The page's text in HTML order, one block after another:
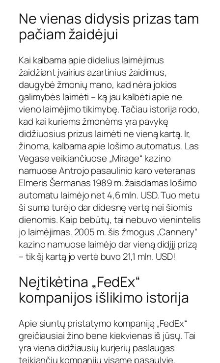
Ne vienas didysis prizas tam
pačiam žaidėjui
Kai kalbama apie didelius laimėjimus
žaidžiant įvairius azartinius žaidimus,
daugybė žmonių mano, kad nėra jokios
galimybės laimėti – ką jau kalbėti apie ne
vieno laimėjimo tikimybę. Tačiau istorija rodo,
kad kai kuriems žmonėms yra pavykę
didžiuosius prizus laimėti ne vieną kartą. Ir,
žinoma, kalbama apie lošimo automatus. Las
Vegase veikiančiuose „Mirage“ kazino
namuose Antrojo pasaulinio karo veteranas
Elmeris Šermanas 1989 m. žaisdamas lošimo
automatu laimėjo net 4,6 mln. USD. Tuo metu
ši suma turėjo dar didesnę vertę nei šiomis
dienomis. Kaip bebūtų, tai nebuvo vienintelis
jo laimėjimas. 2005 m. šis žmogus „Cannery“
kazino namuose laimėjo dar vieną didįjį prizą
– tik šį kartą jo vertė buvo 21,1 mln. USD!
Neįtikėtina „FedEx“
kompanijos išlikimo istorija
Apie siuntų pristatymo kompaniją „FedEx“
greičiausiai žino bene kiekvienas iš jūsų. Tai
yra viena didžiausių kurjerių paslaugas
teikiančių kompanijų visame pasaulyje.